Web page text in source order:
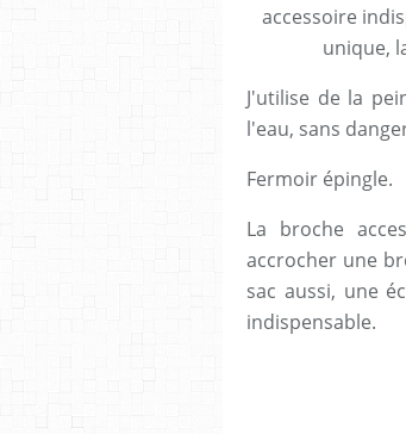
accessoire
unique,
J'utilise de la
l'eau, sans
Fermoir épingle.
La broche
accrocher une
sac aussi, une
indispensable.